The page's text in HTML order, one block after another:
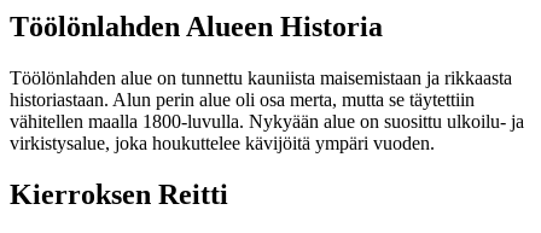
Töölönlahden Alueen Historia
Töölönlahden alue on tunnettu kauniista maisemistaan ja rikkaasta
historiastaan. Alun perin alue oli osa merta, mutta se täytettiin
vähitellen maalla 1800-luvulla. Nykyään alue on suosittu ulkoilu- ja
virkistysalue, joka houkuttelee kävijöitä ympäri vuoden.
Kierroksen Reitti